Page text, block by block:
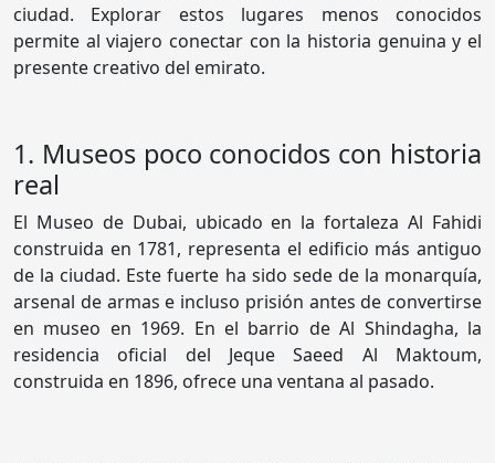
ciudad. Explorar estos lugares menos conocidos
permite al viajero conectar con la historia genuina y el
presente creativo del emirato.
1. Museos poco conocidos con historia
real
El Museo de Dubai, ubicado en la fortaleza Al Fahidi
construida en 1781, representa el edificio más antiguo
de la ciudad. Este fuerte ha sido sede de la monarquía,
arsenal de armas e incluso prisión antes de convertirse
en museo en 1969. En el barrio de Al Shindagha, la
residencia oficial del Jeque Saeed Al Maktoum,
construida en 1896, ofrece una ventana al pasado.